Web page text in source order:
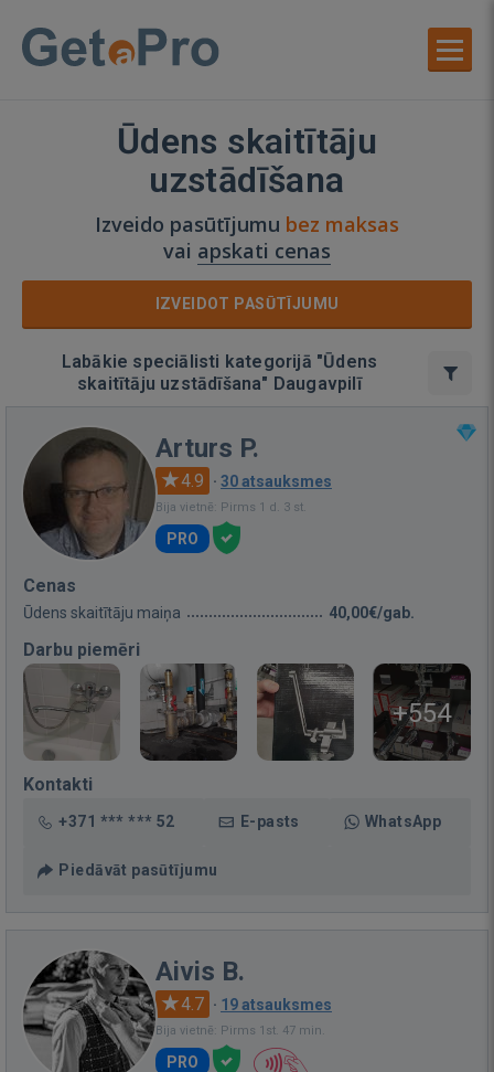
Ūdens skaitītāju
uzstādīšana
Izveido pasūtījumu bez maksas
vai apskati cenas
IZVEIDOT PASŪTĪJUMU
Labākie speciālisti kategorijā "Ūdens
skaitītāju uzstādīšana" Daugavpilī
Arturs P.
4.9 · 30 atsauksmes
Bija vietnē: Pirms 1 d. 3 st.
PRO
Cenas
Ūdens skaitītāju maiņa 40,00€/gab.
Darbu piemēri
+554
Kontakti
+371 *** *** 52 E-pasts WhatsApp
Piedāvāt pasūtījumu
Aivis B.
4.7 · 19 atsauksmes
Bija vietnē: Pirms 1st. 47 min.
PRO